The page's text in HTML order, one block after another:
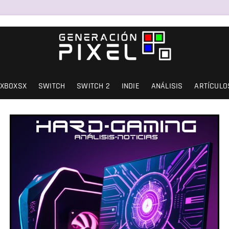
XBOXSX SWITCH SWITCH 2 INDIE ANÁLISIS